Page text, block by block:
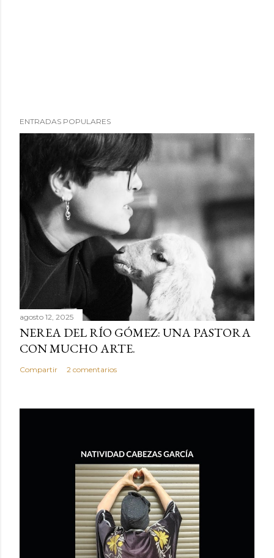
ENTRADAS POPULARES
agosto 12, 2025
NEREA DEL RÍO GÓMEZ: UNA PASTORA
CON MUCHO ARTE.
Compartir 2 comentarios